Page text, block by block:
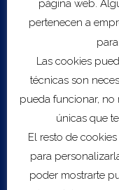
Get Directions
Location Details
Salón de Actos
Murcia
página web.
pertenecen a
Las cookies
técnicas son
pueda funcionar, no
únicas que
El resto de
para
poder mostrarte